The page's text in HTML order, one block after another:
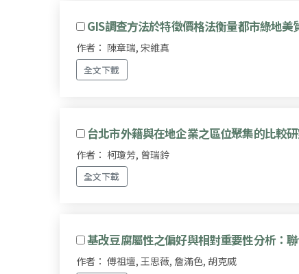
GIS調查方法於特徵價格法衡量都市綠地美
作者： 陳章瑞, 宋維真
全文下載
台北市外籍與在地企業之區位聚集的比較
作者： 柯瓊芳, 曾瑞鈴
全文下載
基改豆腐屬性之偏好與相對重要性分析：
作者： 傅祖壇, 王思薇, 詹滿色, 胡克威